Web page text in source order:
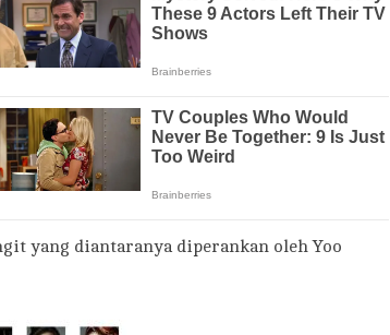
yang diantaranya diperankan oleh Yoo